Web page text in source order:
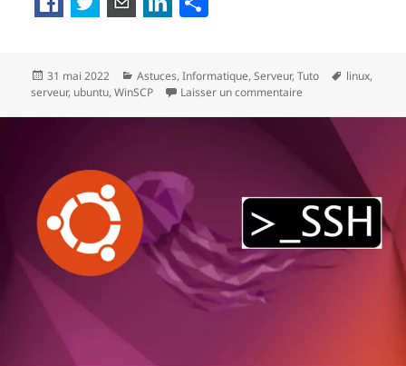
a
g
Publié
le
31 mai 2022 Catégories
Astuces,Informatique,Serveur,Tuto
Mots-
linux,
serveur, ubuntu,WinSCP Laisser un commentaire